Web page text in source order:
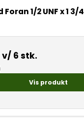
1/2 UNF x 1 3/4
v/ 6 stk.
Vis produkt